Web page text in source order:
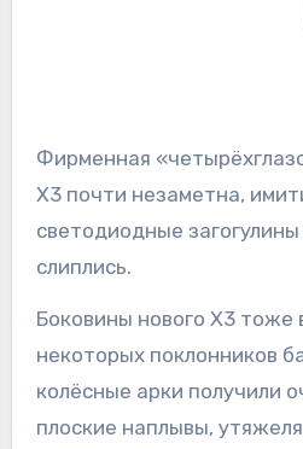
Фирменная
X3 почти незаметна,
светодиодные
слиплись.
Боковины нового X3 тоже
некоторых поклонников
колёсные арки получили
плоские наплывы,